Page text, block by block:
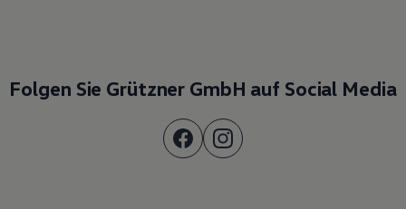
Folgen Sie Grützner GmbH auf Social Media